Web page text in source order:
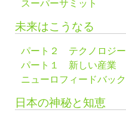
スーパーサミット
未来はこうなる
パート２ テクノロジー
パート１ 新しい産業
ニューロフィードバック
日本の神秘と知恵